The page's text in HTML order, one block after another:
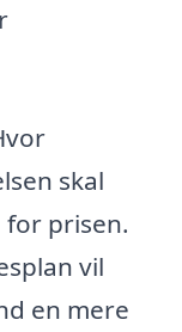
skal
prisen.
vil
en mere